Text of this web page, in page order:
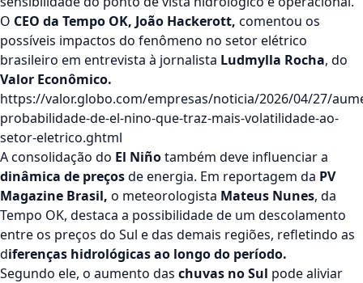
O CEO da Tempo OK, João Hackerott, comentou os
possíveis impactos do fenômeno no setor elétrico
brasileiro em entrevista à jornalista Ludmylla Rocha, do
Valor Econômico.
https://valor.globo.com/empresas/noticia/2026/04/27/
probabilidade-de-el-nino-que-traz-mais-volatilidade-ao-
setor-eletrico.ghtml
A consolidação do El Niñotambém deve influenciar a
dinâmica de preçosde energia. Em reportagem da PV
Magazine Brasil, o meteorologista Mateus Nunes, da
Tempo OK, destaca a possibilidade de um descolamento
entre os preços do Sul e das demais regiões, refletindo as
diferenças hidrológicas ao longo do período.
Segundo ele, o aumento das chuvas no Sul pode aliviar